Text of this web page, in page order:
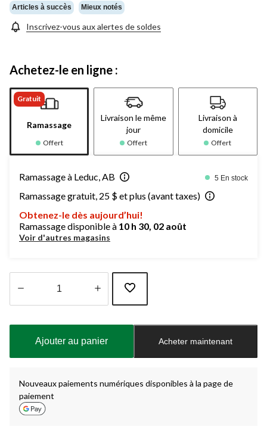
même
page.
Articles à succès Mieux notés
Inscrivez-vous aux alertes de soldes
Achetez-le en ligne :
Gratuit
Ramassage
Offert
Livraison le même
jour
Offert
Livraison à
domicile
Offert
Ramassage à Leduc, AB 5 En stock
Ramassage gratuit, 25 $ et plus (avant taxes)
Obtenez-le dès aujourd’hui!
Ramassage disponible à 10 h 30, 02 août
Voir d'autres magasins
à
Ajouter au panier Acheter maintenant
Nouveaux paiements numériques disponibles à la page de
paiement